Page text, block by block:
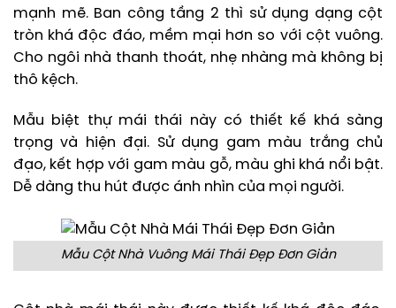
mạnh mẽ. Ban công tầng 2 thì sử dụng dạng cột
tròn khá độc đáo, mềm mại hơn so với cột vuông.
Cho ngôi nhà thanh thoát, nhẹ nhàng mà không bị
thô kệch.
Mẫu biệt thự mái thái này có thiết kế khá sàng
trọng và hiện đại. Sử dụng gam màu trắng chủ
đạo, kết hợp với gam màu gỗ, màu ghi khá nổi bật.
Dễ dàng thu hút được ánh nhìn của mọi người.
Mẫu Cột Nhà Vuông Mái Thái Đẹp Đơn Giản